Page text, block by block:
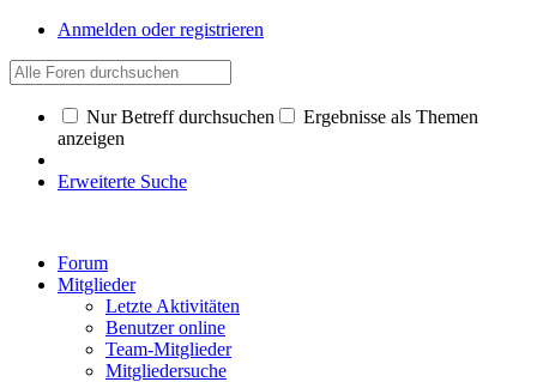
Anmelden oder registrieren
Nur Betreff durchsuchen
Ergebnisse als Themen
anzeigen
Erweiterte Suche
Forum
Mitglieder
Letzte Aktivitäten
Benutzer online
Team-Mitglieder
Mitgliedersuche